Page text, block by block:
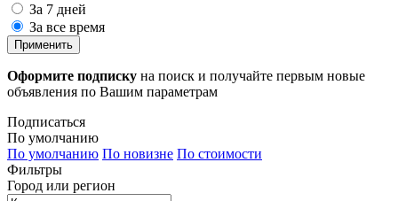
За 7 дней
За все время
Применить
Оформите подписку на поиск и получайте первым новые
объявления по Вашим параметрам
Подписаться
По умолчанию
По умолчанию По новизне По стоимости
Фильтры
Город или регион